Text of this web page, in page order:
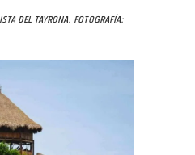
del Tayrona. Fotografía: